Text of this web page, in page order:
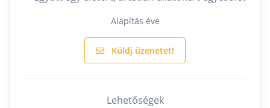
Alapítás éve
Küldj üzenetet!
Lehetőségek